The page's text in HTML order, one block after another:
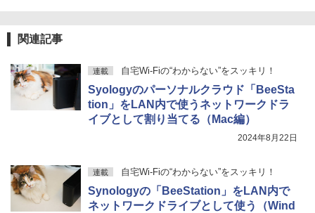
関連記事
連載 自宅Wi-Fiの“わからない”をスッキリ！
Syologyのパーソナルクラウド「BeeSta
tion」をLAN内で使うネットワークドラ
イブとして割り当てる（Mac編）
2024年8月22日
連載 自宅Wi-Fiの“わからない”をスッキリ！
Synologyの「BeeStation」をLAN内で
ネットワークドライブとして使う（Wind